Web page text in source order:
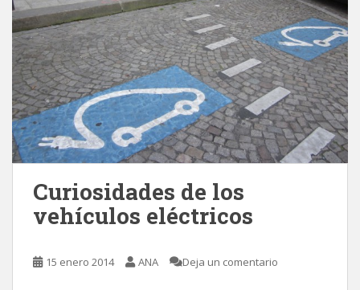
Curiosidades de los
vehículos eléctricos
15 enero 2014 ANA Deja un comentario